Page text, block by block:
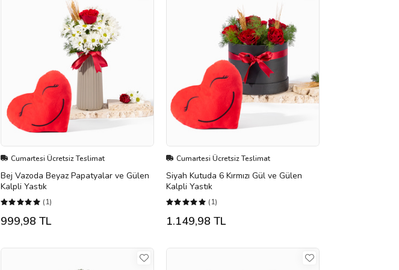
Cumartesi Ücretsiz Teslimat
Bej Vazoda Beyaz Papatyalar ve Gülen
Kalpli Yastık
(1)
999,98 TL
Cumartesi Ücretsiz Teslimat
Siyah Kutuda 6 Kırmızı Gül ve Gülen
Kalpli Yastık
(1)
1.149,98 TL